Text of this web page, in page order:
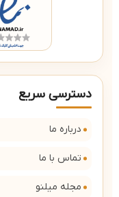
دسترسی سریع
درباره ما
تماس با ما
مجله میلنو